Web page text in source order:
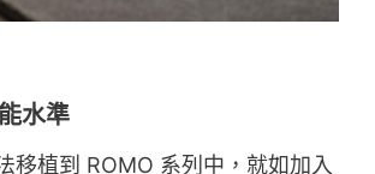
水準
移植到 ROMO 系列中，就如加入